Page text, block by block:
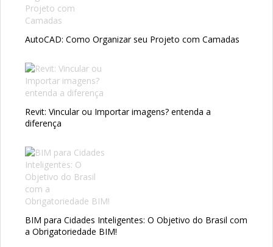
AutoCAD: Como Organizar seu Projeto com Camadas
Revit: Vincular ou Importar imagens? entenda a
diferença
BIM para Cidades Inteligentes: O Objetivo do Brasil com
a Obrigatoriedade BIM!